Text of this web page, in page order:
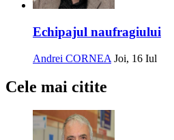
Echipajul naufragiului
Andrei CORNEA Joi, 16 Iul
Cele mai citite